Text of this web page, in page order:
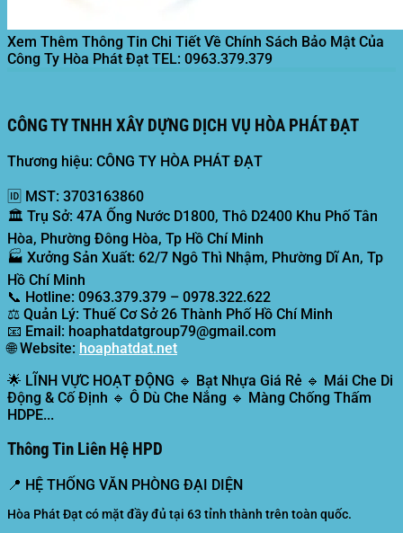
Xem Thêm Thông Tin Chi Tiết Về Chính Sách Bảo Mật Của
Công Ty Hòa Phát Đạt TEL: 0963.379.379
CÔNG TY TNHH XÂY DỰNG DỊCH VỤ HÒA PHÁT ĐẠT
Thương hiệu: CÔNG TY HÒA PHÁT ĐẠT
🆔 MST: 3703163860
🏛️ Trụ Sở: 47A Ống Nước D1800, Thô D2400 Khu Phố Tân
Hòa, Phường Đông Hòa, Tp Hồ Chí Minh
🏭 Xưởng Sản Xuất: 62/7 Ngô Thì Nhậm, Phường Dĩ An, Tp
Hồ Chí Minh
📞 Hotline: 0963.379.379 – 0978.322.622
⚖️ Quản Lý: Thuế Cơ Sở 26 Thành Phố Hồ Chí Minh
📧 Email: hoaphatdatgroup79@gmail.com
🌐Website: hoaphatdat.net
🌟 LĨNH VỰC HOẠT ĐỘNG 🔹 Bạt Nhựa Giá Rẻ 🔹 Mái Che Di
Động & Cố Định 🔹 Ô Dù Che Nắng 🔹 Màng Chống Thấm
HDPE...
Thông Tin Liên Hệ HPD
📍 HỆ THỐNG VĂN PHÒNG ĐẠI DIỆN
Hòa Phát Đạt có mặt đầy đủ tại 63 tỉnh thành trên toàn quốc.